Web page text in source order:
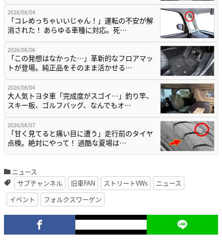
2026/08/04
「コレめっちゃいいじゃん！」運転の不安が解
消された！ あらゆる車種に対応。死…
2026/08/06
「この発想はなかった…」革新的なフロアマッ
トが登場。純正品をそのまま活かせる…
2026/08/04
大人気トヨタ車「完成度がスゴイ…」釣り竿、
スキー板、ゴルフバッグ、なんでもオ…
2026/08/07
「甘く見てると痛い目に遭う」走行前のタイヤ
点検。絶対にやって！ 過酷な夏場は…
ニュース
サブチャンネル
旧車FAN ストリートVWs
ニュース
イベント
フォルクスワーゲン